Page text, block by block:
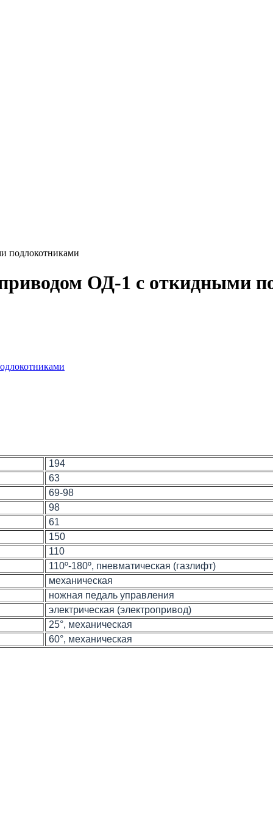
подлокотниками
ОД-1 с откидными
194
63
69-98
98
61
150
110
110º-180º, пневматическая (газлифт)
механическая
ножная педаль управления
электрическая (электропривод)
25°, механическая
60°, механическая